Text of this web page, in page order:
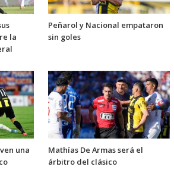
la
Peñarol y Nacional empataron
sin goles
una
Mathías De Armas será el
árbitro del clásico